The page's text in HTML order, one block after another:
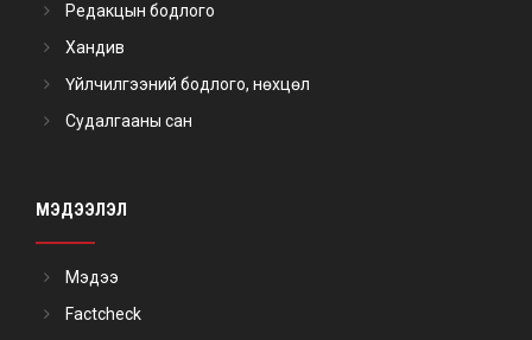
Редакцын бодлого
Хандив
Үйлчилгээний бодлого, нөхцөл
Судалгааны сан
МЭДЭЭЛЭЛ
Мэдээ
Factcheck